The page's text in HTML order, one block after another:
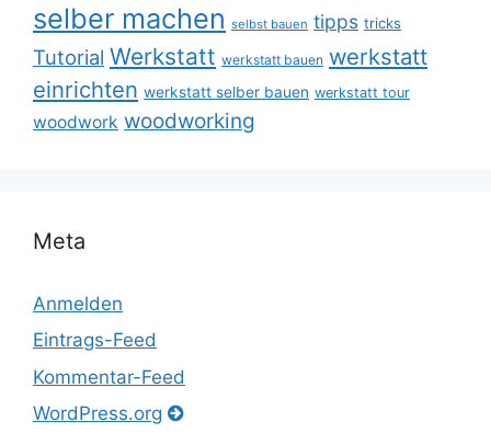
selber machen selbst bauen tipps tricks
Tutorial Werkstatt werkstatt bauen werkstatt
einrichten werkstatt selber bauen werkstatt tour
woodwork woodworking
Meta
Anmelden
Eintrags-Feed
Kommentar-Feed
WordPress.org